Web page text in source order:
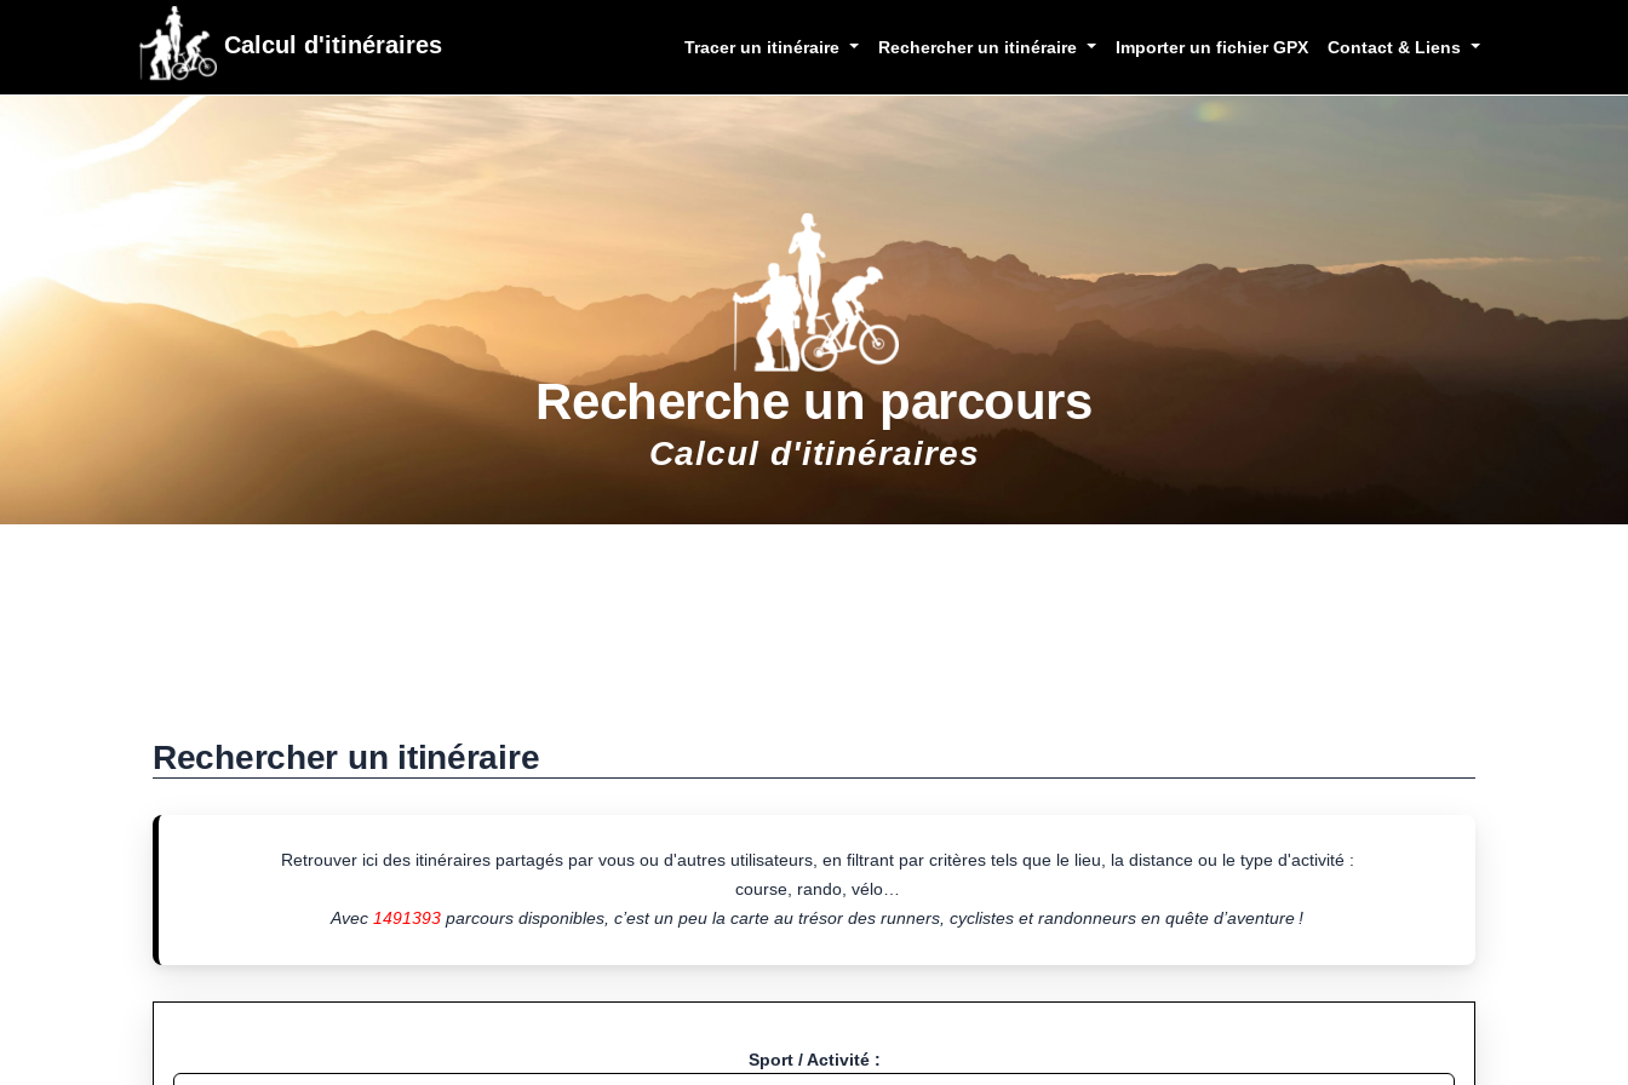
Calcul d'itinéraires Tracer un itinéraire Rechercher un itinéraire Importer un fichier GPX Contact & Liens
Recherche un parcours
Calcul d'itinéraires
Rechercher un itinéraire
Retrouver ici des itinéraires partagés par vous ou d'autres utilisateurs, en filtrant par critères tels que le lieu, la distance ou le type d'activité :
course, rando, vélo…
Avec 1491393 parcours disponibles, c’est un peu la carte au trésor des runners, cyclistes et randonneurs en quête d’aventure !
Sport / Activité :